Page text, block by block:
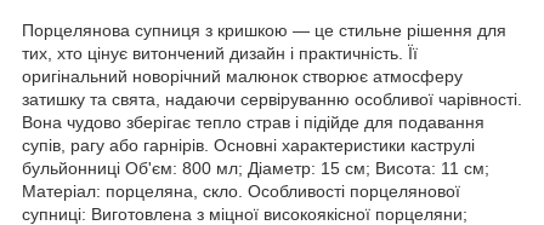
Порцелянова супниця з кришкою — це стильне рішення для
тих, хто цінує витончений дизайн і практичність. Її
оригінальний новорічний малюнок створює атмосферу
затишку та свята, надаючи сервіруванню особливої чарівності.
Вона чудово зберігає тепло страв і підійде для подавання
супів, рагу або гарнірів. Основні характеристики каструлі
бульйонниці Об'єм: 800 мл; Діаметр: 15 см; Висота: 11 см;
Матеріал: порцеляна, скло. Особливості порцелянової
супниці: Виготовлена з міцної високоякісної порцеляни;